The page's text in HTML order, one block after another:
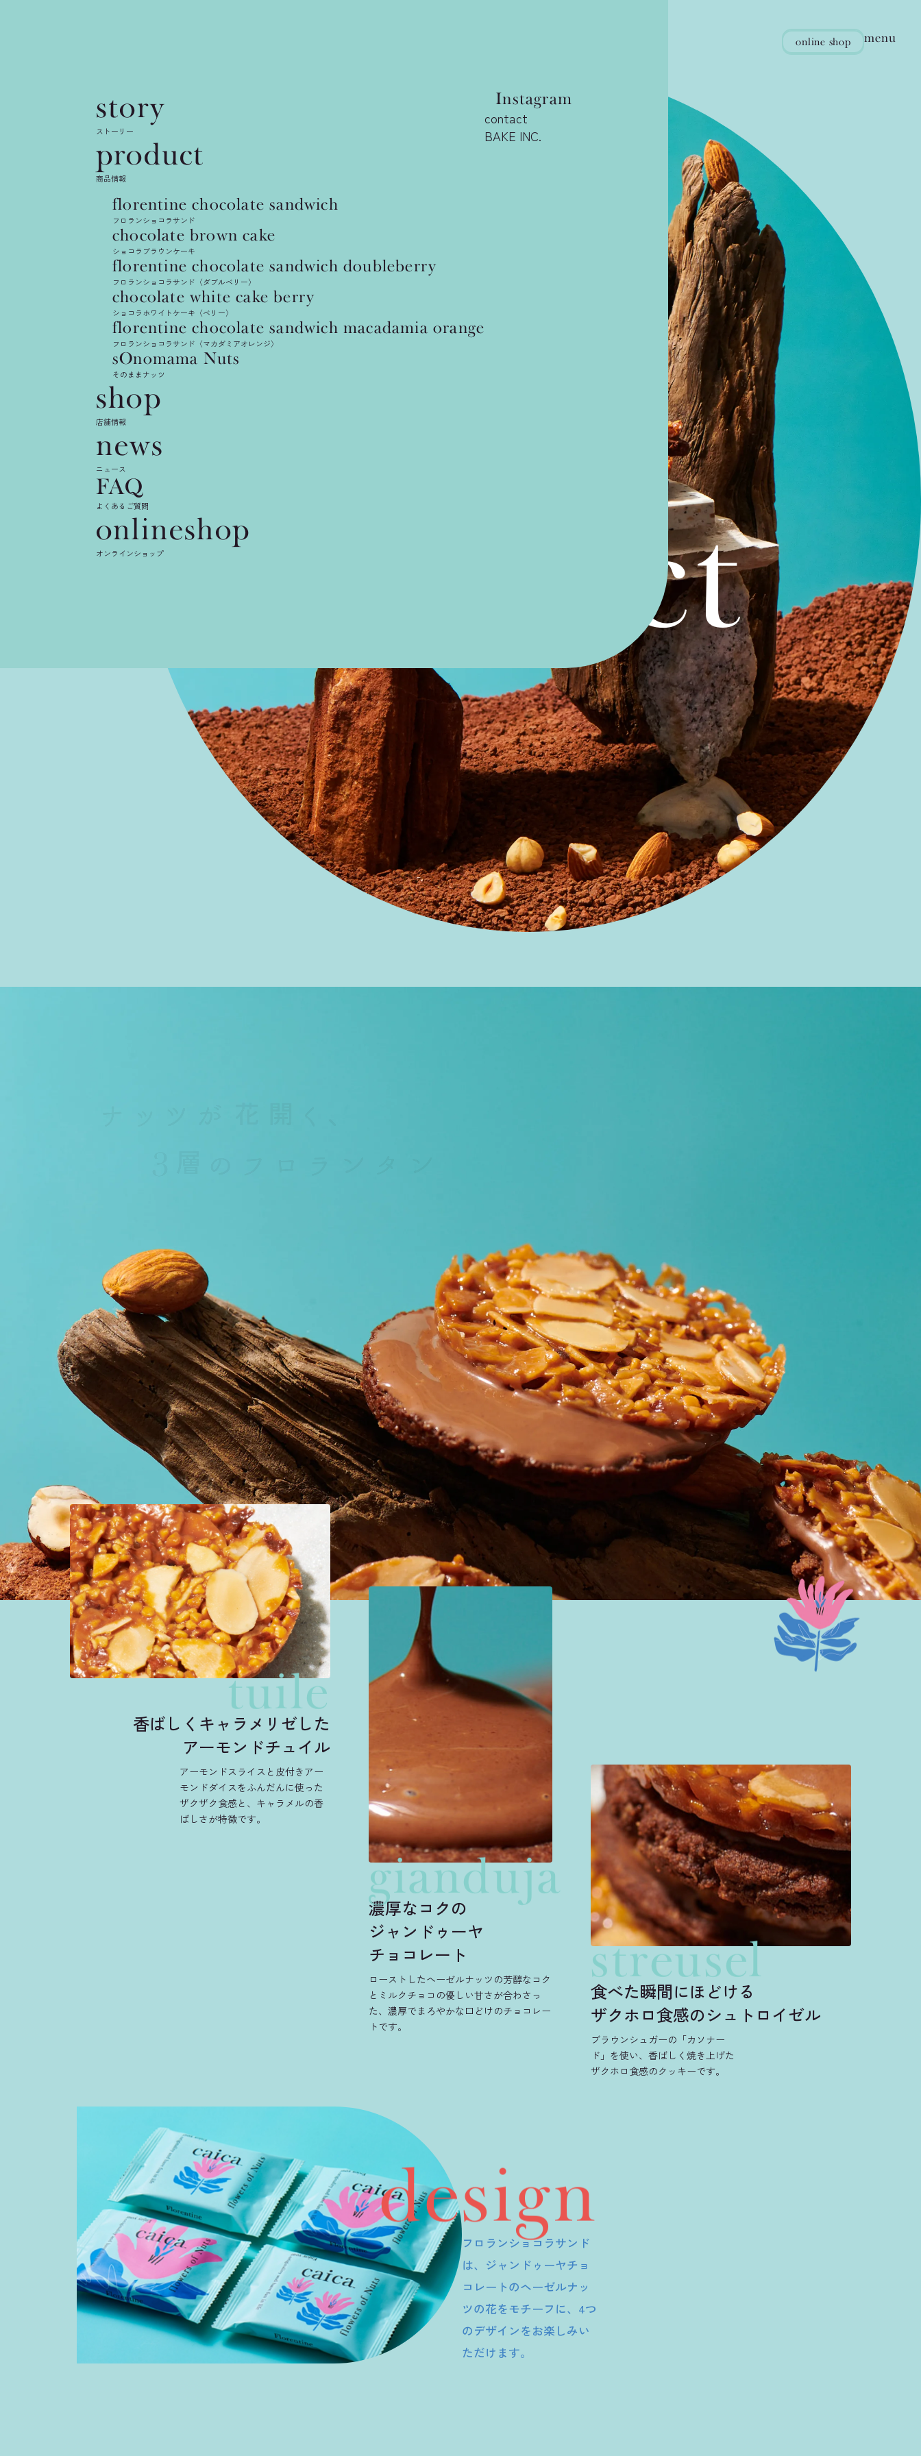
online shop menu
story
ストーリー
product
商品情報
florentine chocolate sandwich
フロランショコラサンド
chocolate brown cake
ショコラブラウンケーキ
florentine chocolate sandwich doubleberry
フロランショコラサンド〈ダブルベリー〉
chocolate white cake berry
ショコラホワイトケーキ〈ベリー〉
florentine chocolate sandwich macadamia orange
フロランショコラサンド〈マカダミアオレンジ〉
sOnomama Nuts
そのままナッツ
shop
店舗情報
news
ニュース
FAQ
よくあるご質問
onlineshop
オンラインショップ
Instagram
contact
BAKE INC.
florentine
chocolate
sandwich
フロランショコラサンド
tuile
香ばしくキャラメリゼした
アーモンドチュイル
アーモンドスライスと皮付きアー
モンドダイスをふんだんに使った
ザクザク食感と、キャラメルの香
ばしさが特徴です。
gianduja
濃厚なコクの
ジャンドゥーヤ
チョコレート
ローストしたヘーゼルナッツの芳醇なコク
とミルクチョコの優しい甘さが合わさっ
た、濃厚でまろやかな口どけのチョコレー
トです。
streusel
食べた瞬間にほどける
ザクホロ食感のシュトロイゼル
ブラウンシュガーの「カソナー
ド」を使い、香ばしく焼き上げた
ザクホロ食感のクッキーです。
design
フロランショコラサンド
は、ジャンドゥーヤチョ
コレートのヘーゼルナッ
ツの花をモチーフに、4つ
のデザインをお楽しみい
ただけます。